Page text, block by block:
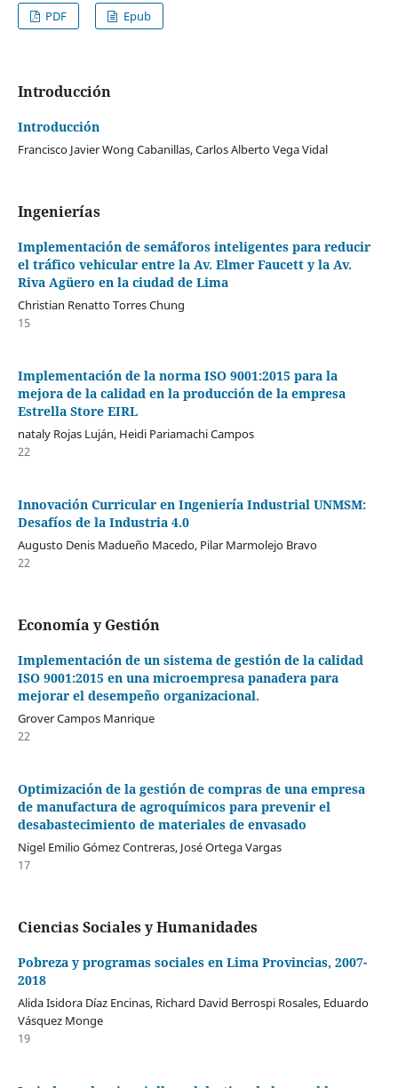
PDF Epub
Introducción
Introducción
Francisco Javier Wong Cabanillas, Carlos Alberto Vega Vidal
Ingenierías
Implementación de semáforos inteligentes para reducir
el tráfico vehicular entre la Av. Elmer Faucett y la Av.
Riva Agüero en la ciudad de Lima
Christian Renatto Torres Chung
15
Implementación de la norma ISO 9001:2015 para la
mejora de la calidad en la producción de la empresa
Estrella Store EIRL
nataly Rojas Luján, Heidi Pariamachi Campos
22
Innovación Curricular en Ingeniería Industrial UNMSM:
Desafíos de la Industria 4.0
Augusto Denis Madueño Macedo, Pilar Marmolejo Bravo
22
Economía y Gestión
Implementación de un sistema de gestión de la calidad
ISO 9001:2015 en una microempresa panadera para
mejorar el desempeño organizacional.
Grover Campos Manrique
22
Optimización de la gestión de compras de una empresa
de manufactura de agroquímicos para prevenir el
desabastecimiento de materiales de envasado
Nigel Emilio Gómez Contreras, José Ortega Vargas
17
Ciencias Sociales y Humanidades
Pobreza y programas sociales en Lima Provincias, 2007-
2018
Alida Isidora Díaz Encinas, Richard David Berrospi Rosales, Eduardo
Vásquez Monge
19